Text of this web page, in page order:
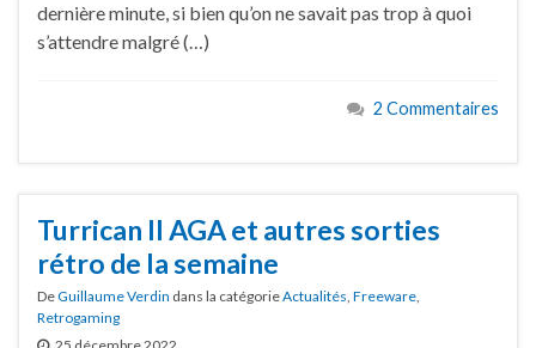
dernière minute, si bien qu’on ne savait pas trop à quoi
s’attendre malgré (…)
2 Commentaires
Turrican II AGA et autres sorties
rétro de la semaine
DeGuillaume Verdin dans la catégorieActualités Freeware
Retrogaming